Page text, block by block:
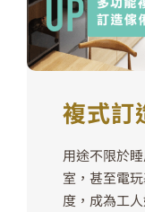
複式訂
用途不限於
室，甚至電
度，成為工